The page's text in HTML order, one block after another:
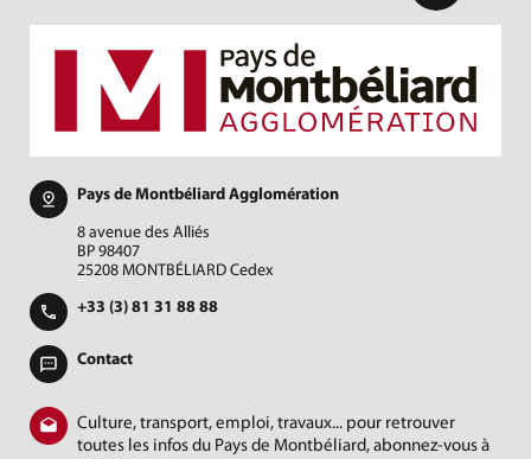
Pays de Montbéliard Agglomération
8 avenue des Alliés
BP 98407
25208 MONTBÉLIARD Cedex
+33 (3) 81 31 88 88
Contact
Culture, transport, emploi, travaux... pour retrouver
toutes les infos du Pays de Montbéliard, abonnez-vous à